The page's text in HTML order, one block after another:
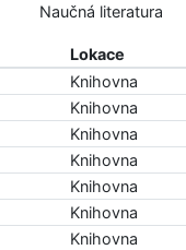
Naučná literatura
Lokace
Knihovna
Knihovna
Knihovna
Knihovna
Knihovna
Knihovna
Knihovna